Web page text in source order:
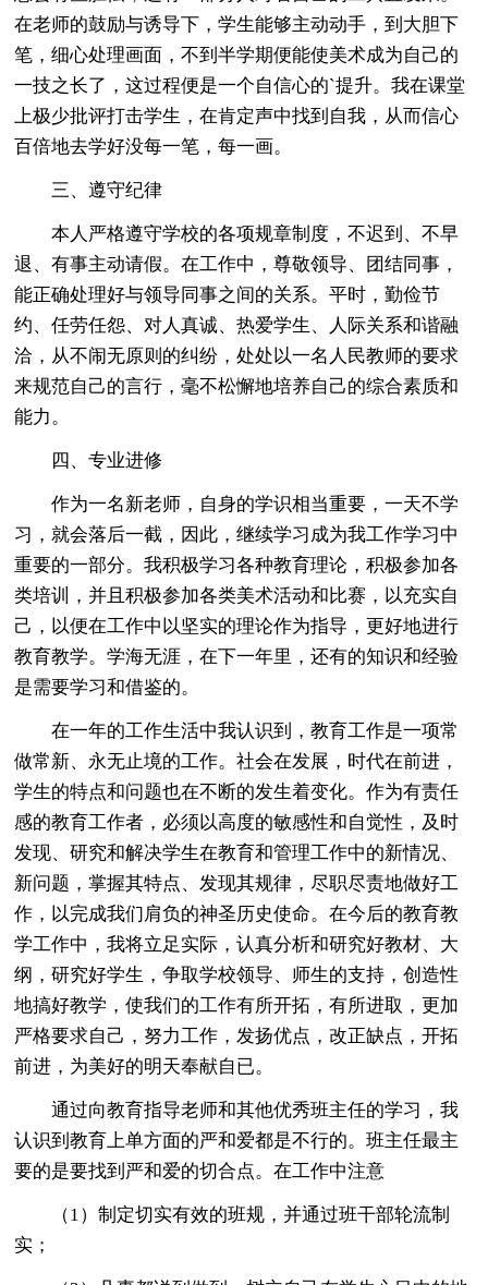
在老师的鼓励与诱导下，学生能够主动动手，到大胆下
笔，细心处理画面，不到半学期便能使美术成为自己的
一技之长了，这过程便是一个自信心的`提升。我在课堂
上极少批评打击学生，在肯定声中找到自我，从而信心
百倍地去学好没每一笔，每一画。
三、遵守纪律
本人严格遵守学校的各项规章制度，不迟到、不早
退、有事主动请假。在工作中，尊敬领导、团结同事，
能正确处理好与领导同事之间的关系。平时，勤俭节
约、任劳任怨、对人真诚、热爱学生、人际关系和谐融
洽，从不闹无原则的纠纷，处处以一名人民教师的要求
来规范自己的言行，毫不松懈地培养自己的综合素质和
能力。
四、专业进修
作为一名新老师，自身的学识相当重要，一天不学
习，就会落后一截，因此，继续学习成为我工作学习中
重要的一部分。我积极学习各种教育理论，积极参加各
类培训，并且积极参加各类美术活动和比赛，以充实自
己，以便在工作中以坚实的理论作为指导，更好地进行
教育教学。学海无涯，在下一年里，还有的知识和经验
是需要学习和借鉴的。
在一年的工作生活中我认识到，教育工作是一项常
做常新、永无止境的工作。社会在发展，时代在前进，
学生的特点和问题也在不断的发生着变化。作为有责任
感的教育工作者，必须以高度的敏感性和自觉性，及时
发现、研究和解决学生在教育和管理工作中的新情况、
新问题，掌握其特点、发现其规律，尽职尽责地做好工
作，以完成我们肩负的神圣历史使命。在今后的教育教
学工作中，我将立足实际，认真分析和研究好教材、大
纲，研究好学生，争取学校领导、师生的支持，创造性
地搞好教学，使我们的工作有所开拓，有所进取，更加
严格要求自己，努力工作，发扬优点，改正缺点，开拓
前进，为美好的明天奉献自已。
通过向教育指导老师和其他优秀班主任的学习，我
认识到教育上单方面的严和爱都是不行的。班主任最主
要的是要找到严和爱的切合点。在工作中注意
（1）制定切实有效的班规，并通过班干部轮流制
实；